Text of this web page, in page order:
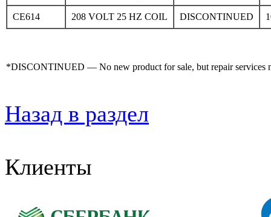
CE614 208 VOLT 25 HZ COIL DISCONTINUED
*DISCONTINUED — No new product for sale, but repair services
Назад в раздел
Клиенты